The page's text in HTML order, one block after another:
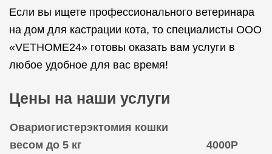
Если вы ищете профессионального ветеринара
на дом для кастрации кота, то специалисты ООО
«VETHOME24» готовы оказать вам услуги в
любое удобное для вас время!
Цены на наши услуги
Овариогистерэктомия кошки
весом до 5 кг
4000Р